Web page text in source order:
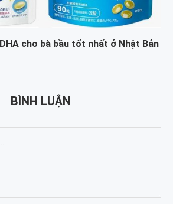
cho bà bầu tốt nhất ở Nhật Bản
BÌNH LUẬN